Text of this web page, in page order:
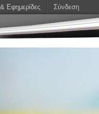
Εφημερίδες Σύνδεση